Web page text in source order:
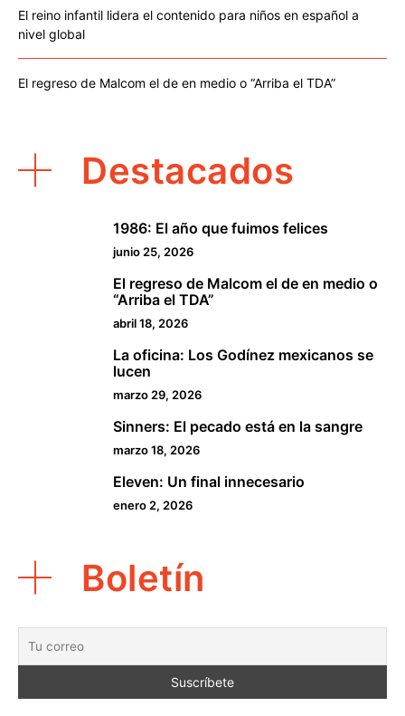
El reino infantil lidera el contenido para niños en español a
nivel global
El regreso de Malcom el de en medio o “Arriba el TDA”
Destacados
1986: El año que fuimos felices
junio 25, 2026
El regreso de Malcom el de en medio o
“Arriba el TDA”
abril 18, 2026
La oficina: Los Godínez mexicanos se
lucen
marzo 29, 2026
Sinners: El pecado está en la sangre
marzo 18, 2026
Eleven: Un final innecesario
enero 2, 2026
Boletín